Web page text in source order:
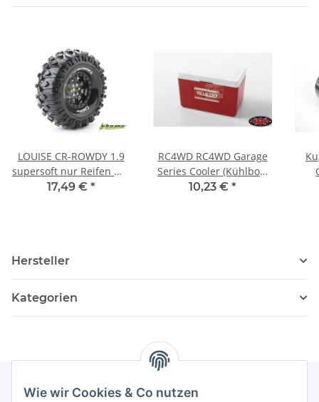
Wie wir Cookies & Co nutzen
LOUISE CR-ROWDY 1.9
supersoft nur Reifen mit
Einlage L-T3233VI
17,49 € *
RC4WD RC4WD Garage
Series Cooler (Kühlbox)
Z-S1765
10,23 € *
Hersteller
Kategorien